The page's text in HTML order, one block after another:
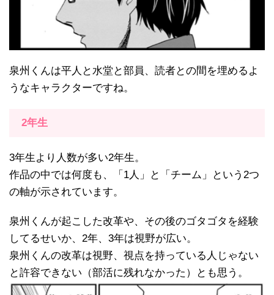
泉州くんは平人と水堂と部員、読者との間を埋めるよ
うなキャラクターですね。
2年生
3年生より人数が多い2年生。
作品の中では何度も、「1人」と「チーム」という2つ
の軸が示されています。
泉州くんが起こした改革や、その後のゴタゴタを経験
してるせいか、2年、3年は視野が広い。
泉州くんの改革は視野、視点を持っている人じゃない
と許容できない（部活に残れなかった）とも思う。